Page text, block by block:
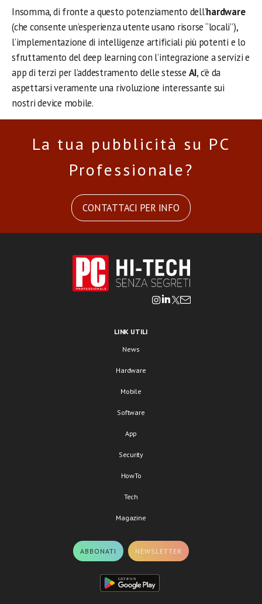
Insomma, di fronte a questo potenziamento dell’hardware
(che consente un’esperienza utente usano risorse “locali”),
l’implementazione di intelligenze artificiali più potenti e lo
sfruttamento del deep learning con l’integrazione a servizi e
app di terzi per l’addestramento delle stesse AI, c’è da
aspettarsi veramente una rivoluzione interessante sui
nostri device mobile.
La tua pubblicità su PC
Professionale?
CONTATTACI PER INFO
LINK UTILI
News
Hardware
Mobile
Software
App
Security
HowTo
Tech
Magazine
ABBONATI NEWSLETTER